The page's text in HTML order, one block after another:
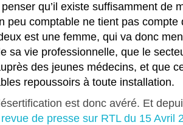
qu’il existe suffisamment de
peu comptable ne tient pas compte
est une femme, qui va donc
sa vie professionnelle, que le
des jeunes médecins, et que
repoussoirs à toute installation.
est donc avéré. Et
revue de presse sur RTL du 15 Avril